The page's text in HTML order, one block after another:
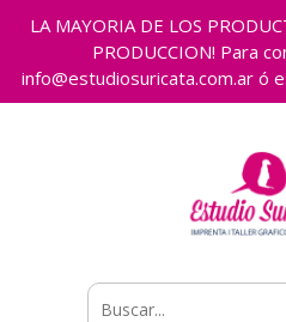
LA MAYORIA DE LOS
PRODUCCION! Para
info@estudiosuricata.com.ar ó